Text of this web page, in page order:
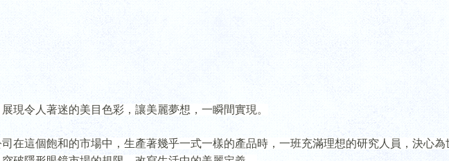
現令人著迷的美目色彩，讓美麗夢想，一瞬間實現。
在這個飽和的市場中，生產著幾乎一式一樣的產品時，一班充滿理想的研究人員，決心為